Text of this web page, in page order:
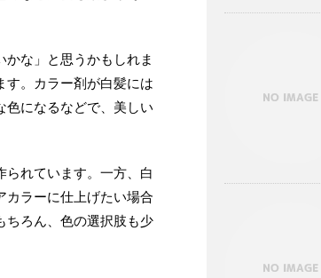
な」と思うかもしれま
す。カラー剤が白髪には
色になるなどで、美しい
れています。一方、白
カラーに仕上げたい場合
ちろん、色の選択肢も少